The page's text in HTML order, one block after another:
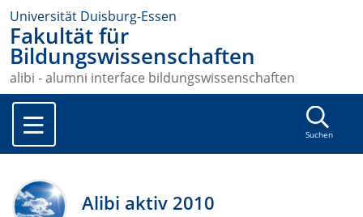
Universität Duisburg-Essen
Fakultät für
Bildungswissenschaften
alibi - alumni interface bildungswissenschaften
Suchen
Alibi aktiv 2010